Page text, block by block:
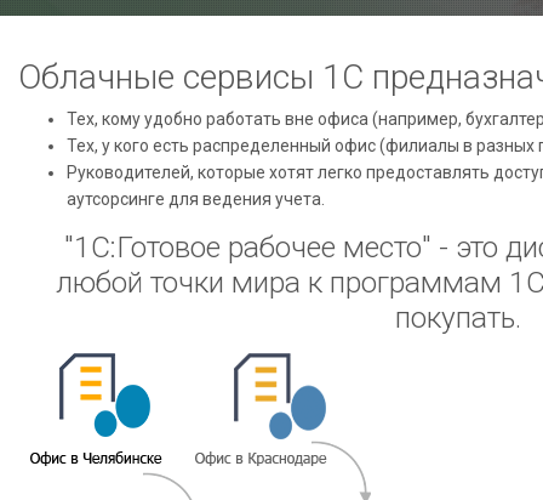
Облачные сервисы 1С
Тех, кому удобно работать вне офиса (например,
Тех, у кого есть распределенный офис (филиалы в разных
Руководителей, которые хотят легко предоставлять
аутсорсинге для ведения учета.
"1С:Готовое рабочее место" - это
любой точки мира к программам
покупать.